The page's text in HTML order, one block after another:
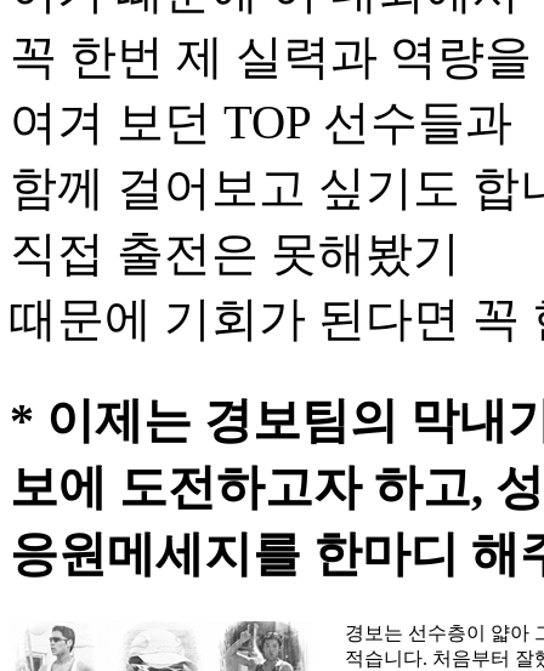
꼭 한번 제 실력과 역량
여겨 보던 TOP 선수들과
함께 걸어보고 싶기도 합
직접 출전은 못해봤기
때문에 기회가 된다면 꼭
* 이제는 경보팀의 막내
보에 도전하고자 하고,
응원메세지를 한마디 해
경보는 선수층이 얇아
적습니다. 처음부터 잘